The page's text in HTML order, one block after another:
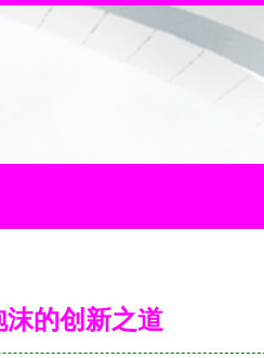
的创新之道